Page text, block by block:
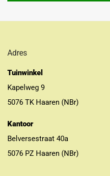
Adres
Tuinwinkel
Kapelweg 9
5076 TK Haaren (NBr)
Kantoor
Belversestraat 40a
5076 PZ Haaren (NBr)